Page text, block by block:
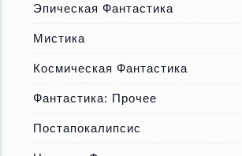
Эпическая Фантастика
Мистика
Космическая Фантастика
Фантастика: Прочее
Постапокалипсис